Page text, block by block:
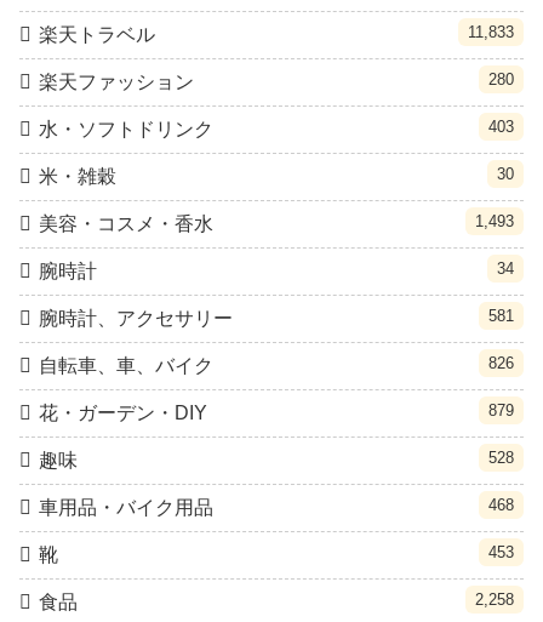
楽天トラベル 11,833
楽天ファッション 280
水・ソフトドリンク 403
米・雑穀 30
美容・コスメ・香水 1,493
腕時計 34
腕時計、アクセサリー 581
自転車、車、バイク 826
花・ガーデン・DIY 879
趣味 528
車用品・バイク用品 468
靴 453
食品 2,258